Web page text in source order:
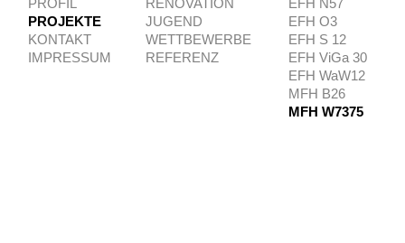
PROFIL
PROJEKTE
KONTAKT
IMPRESSUM
EFH N57
EFH O3
EFH S 12
EFH ViGa 30
EFH WaW12
MFH B26
MFH W7375
RENOVATION
JUGEND
WETTBEWERBE
REFERENZ